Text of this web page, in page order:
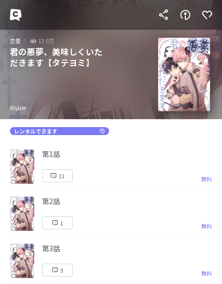
恋愛 13.0万
君の悪夢、美味しくいた
だきます【タテヨミ】
Xiyuer
レンタルできます
第1話
11 無料
第2話
1 無料
第3話
5 無料